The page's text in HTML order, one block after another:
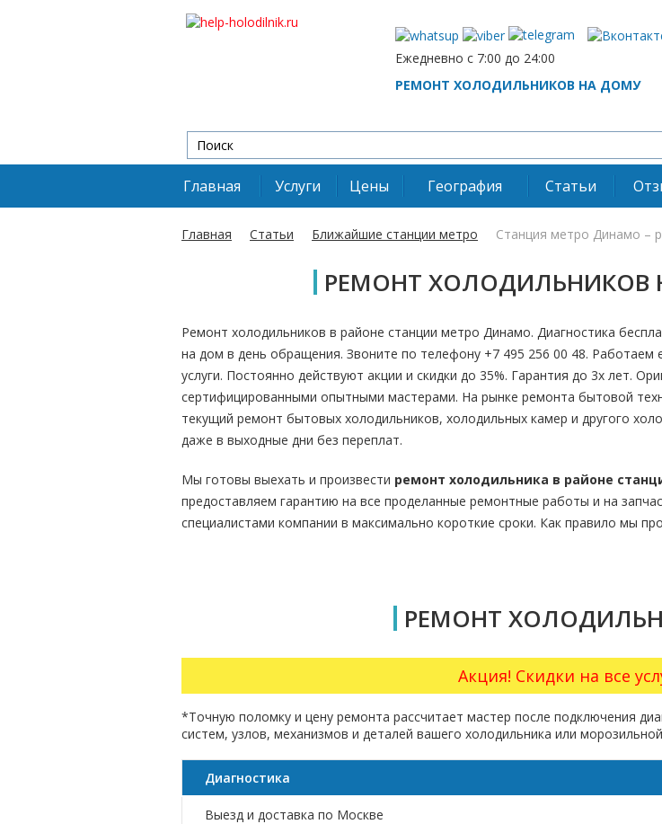
Ежедневно с 7:00 до 24:00
РЕМОНТ ХОЛОДИЛЬНИКОВ НА ДОМУ
Главная Услуги Цены География Статьи
Главная Статьи Ближайшие станции метро Станция метро Динамо –
РЕМОНТ
Ремонт холодильников в районе станции метро Динамо. Диагностика
на дом в день обращения. Звоните по телефону +7 495 256 00 48. Работаем
услуги. Постоянно действуют акции и скидки до 35%. Гарантия до 3х лет.
сертифицированными опытными мастерами. На рынке ремонта бытовой
текущий ремонт бытовых холодильников, холодильных камер и другого
даже в выходные дни без переплат.
Мы готовы выехать и произвести ремонт холодильника в районе
предоставляем гарантию на все проделанные ремонтные работы и на
специалистами компании в максимально короткие сроки. Как правило мы
РЕМОНТ
Акция! Скидки на все
*Точную поломку и цену ремонта рассчитает мастер после подключения
систем, узлов, механизмов и деталей вашего холодильника или
Диагностика
Выезд и доставка по Москве